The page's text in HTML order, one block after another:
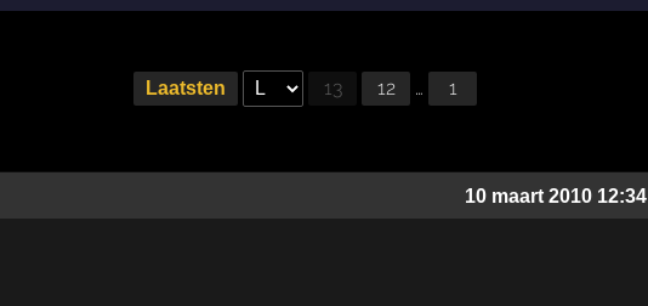
Laatsten 13 12 … 1
10 maart 2010 12:34